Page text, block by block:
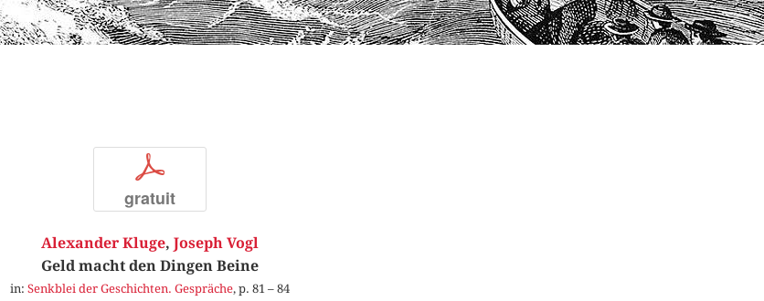
p
gratuit
Alexander Kluge, Joseph Vogl
Geld macht den Dingen Beine
in: Senkblei der Geschichten. Gespräche, p. 81 – 84